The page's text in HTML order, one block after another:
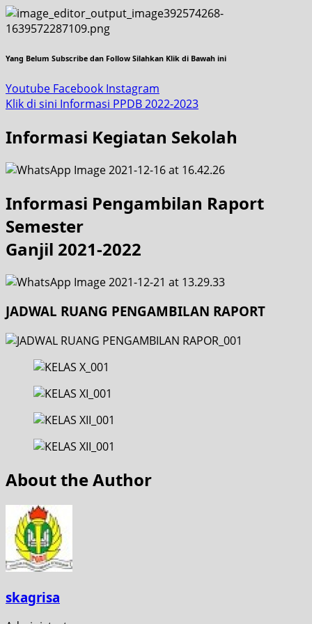
Yang Belum Subscribe dan Follow Silahkan Klik di Bawah ini
Youtube Facebook Instagram
Klik di sini Informasi PPDB 2022-2023
Informasi Kegiatan Sekolah
Informasi Pengambilan Raport
Semester
Ganjil 2021-2022
JADWAL RUANG PENGAMBILAN RAPORT
About the Author
skagrisa